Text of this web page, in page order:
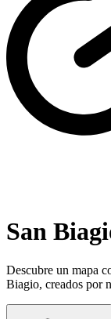
San
Descubre un mapa
Biagio, creados por